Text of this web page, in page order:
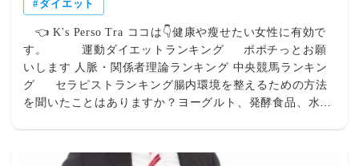
ダイエット
👈 K's Perso Tra ココは👇健康や瘦せたい女性に有効で
す。 運動ダイエットランキング ポポチっとお願
いします 人脈・関係者理論ランキング 中央競馬ランキン
グ セラピストランキング腸内環境を整えるための方法
を聞いたことはありますか？ヨーグルト、発酵食品、水分
ますが、いろんな菌を取り入れることが良いです。例え